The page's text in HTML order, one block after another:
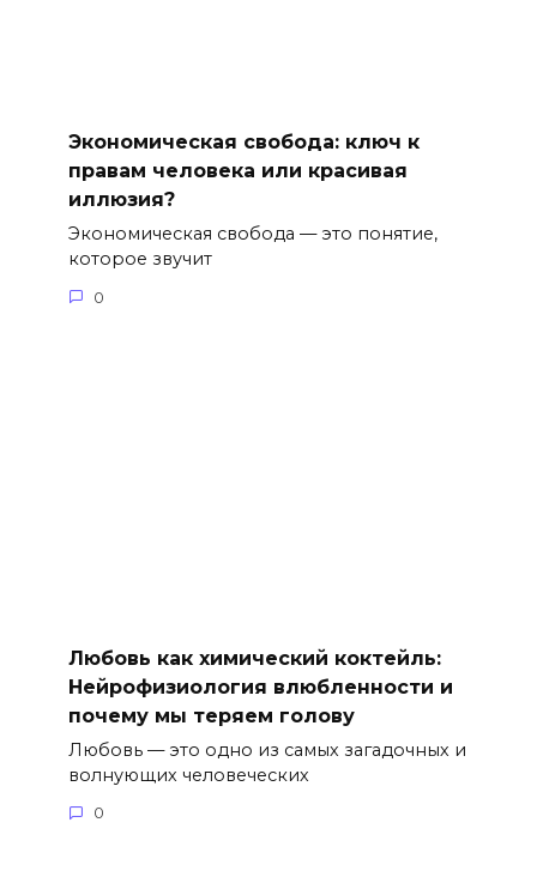
Экономическая свобода: ключ к
правам человека или красивая
иллюзия?
Экономическая свобода — это понятие,
которое звучит
0
Любовь как химический коктейль:
Нейрофизиология влюбленности и
почему мы теряем голову
Любовь — это одно из самых загадочных и
волнующих человеческих
0